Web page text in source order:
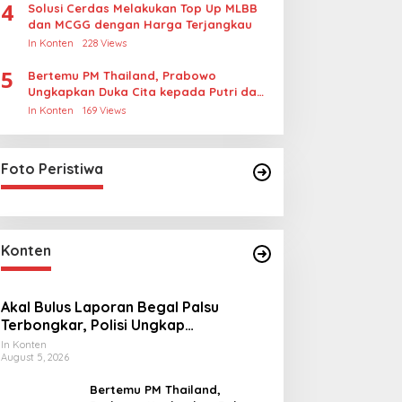
4
Solusi Cerdas Melakukan Top Up MLBB
dan MCGG dengan Harga Terjangkau
In Konten 228 Views
5
Bertemu PM Thailand, Prabowo
Ungkapkan Duka Cita kepada Putri dan
Selamat Ulang Tahun ke Raja Thailand
In Konten 169 Views
Foto Peristiwa
Konten
Akal Bulus Laporan Begal Palsu
Terbongkar, Polisi Ungkap
Penggelapan Uang Perusahaan untuk
Crypto
In Konten
August 5, 2026
Bertemu PM Thailand,